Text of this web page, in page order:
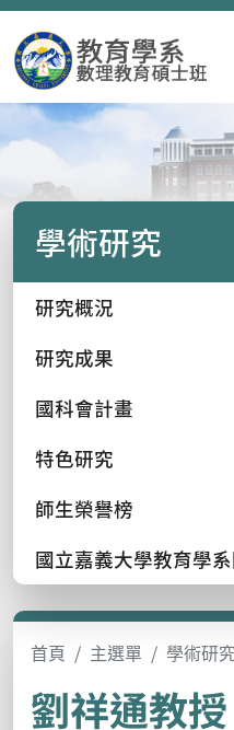
學術研究
研究概況
研究成果
國科會計畫
特色研究
師生榮譽榜
國立嘉義大學教育學
首頁 主選單 學術研
劉祥通教授